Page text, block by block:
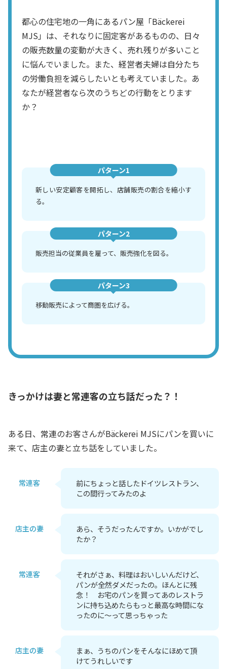
都心の住宅地の一角にあるパン屋「Bäckerei
MJS」は、それなりに固定客があるものの、日々
の販売数量の変動が大きく、売れ残りが多いこと
に悩んでいました。また、経営者夫婦は自分たち
の労働負担を減らしたいとも考えていました。あ
なたが経営者なら次のうちどの行動をとります
か？
パターン1
新しい安定顧客を開拓し、店舗販売の割合を縮小す
る。
パターン2
販売担当の従業員を雇って、販売強化を図る。
パターン3
移動販売によって商圏を広げる。
きっかけは妻と常連客の立ち話だった？！
ある日、常連のお客さんがBäckerei MJSにパンを買いに
来て、店主の妻と立ち話をしていました。
常連客
前にちょっと話したドイツレストラン、
この間行ってみたのよ
店主の妻
あら、そうだったんですか。いかがでし
たか？
常連客
それがさぁ、料理はおいしいんだけど、
パンが全然ダメだったの。ほんとに残
念！ お宅のパンを買ってあのレストラ
ンに持ち込めたらもっと最高な時間にな
ったのに～って思っちゃった
店主の妻
まぁ、うちのパンをそんなにほめて頂
けてうれしいです